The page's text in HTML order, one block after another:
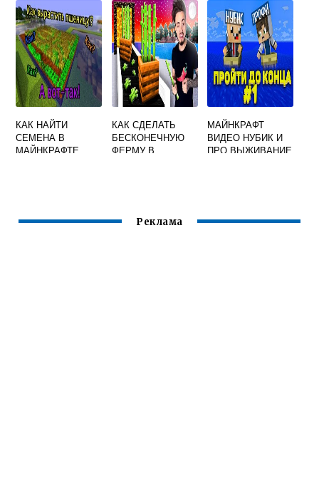
БЕЗ МОДОВ
КАК НАЙТИ
СЕМЕНА В
МАЙНКРАФТЕ
КАК СДЕЛАТЬ
БЕСКОНЕЧНУЮ
ФЕРМУ В
МАЙНКРАФТ
ВИДЕО НУБИК И
ПРО ВЫЖИВАНИЕ
Реклама